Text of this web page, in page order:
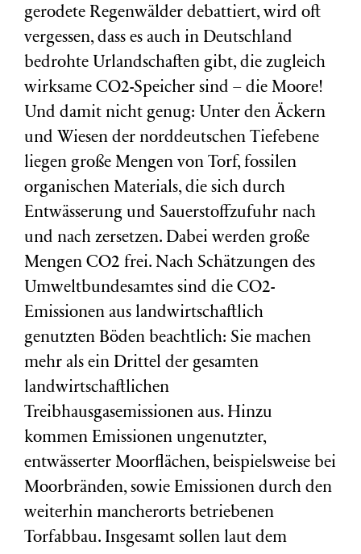
gerodete Regenwälder debattiert, wird oft
vergessen, dass es auch in Deutschland
bedrohte Urlandschaften gibt, die zugleich
wirksame CO2-Speicher sind – die Moore!
Und damit nicht genug: Unter den Äckern
und Wiesen der norddeutschen Tiefebene
liegen große Mengen von Torf, fossilen
organischen Materials, die sich durch
Entwässerung und Sauerstoffzufuhr nach
und nach zersetzen. Dabei werden große
Mengen CO2 frei. Nach Schätzungen des
Umweltbundesamtes sind die CO2-
Emissionen aus landwirtschaftlich
genutzten Böden beachtlich: Sie machen
mehr als ein Drittel der gesamten
landwirtschaftlichen
Treibhausgasemissionen aus. Hinzu
kommen Emissionen ungenutzter,
entwässerter Moorflächen, beispielsweise bei
Moorbränden, sowie Emissionen durch den
weiterhin mancherorts betriebenen
Torfabbau. Insgesamt sollen laut dem